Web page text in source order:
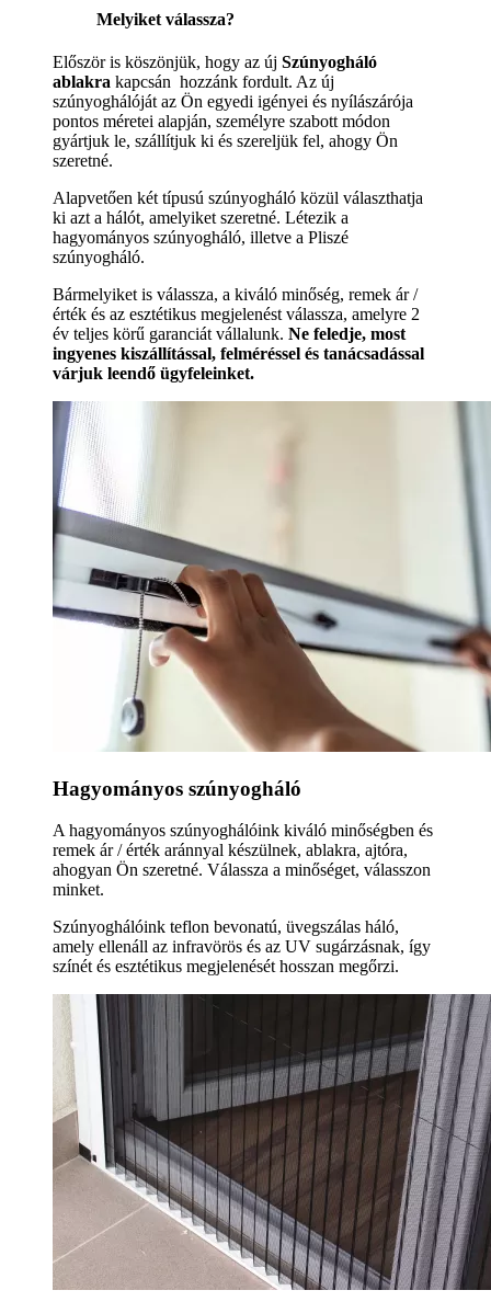
Melyiket válassza?
Először is köszönjük, hogy az új Szúnyogháló
ablakra kapcsán hozzánk fordult. Az új
szúnyoghálóját az Ön egyedi igényei és nyílászárója
pontos méretei alapján, személyre szabott módon
gyártjuk le, szállítjuk ki és szereljük fel, ahogy Ön
szeretné.
Alapvetően két típusú szúnyogháló közül választhatja
ki azt a hálót, amelyiket szeretné. Létezik a
hagyományos szúnyogháló, illetve a Pliszé
szúnyogháló.
Bármelyiket is válassza, a kiváló minőség, remek ár /
érték és az esztétikus megjelenést válassza, amelyre 2
év teljes körű garanciát vállalunk. Ne feledje, most
ingyenes kiszállítással, felméréssel és tanácsadással
várjuk leendő ügyfeleinket.
Hagyományos szúnyogháló
A hagyományos szúnyoghálóink kiváló minőségben és
remek ár / érték aránnyal készülnek, ablakra, ajtóra,
ahogyan Ön szeretné. Válassza a minőséget, válasszon
minket.
Szúnyoghálóink teflon bevonatú, üvegszálas háló,
amely ellenáll az infravörös és az UV sugárzásnak, így
színét és esztétikus megjelenését hosszan megőrzi.